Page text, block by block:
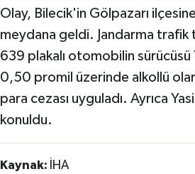
Olay, Bilecik'in Gölpazarı
meydana geldi. Jandarma trafik
639 plakalı otomobilin
0,50 promil üzerinde alkollü
para cezası uyguladı. Ayrıca
konuldu.
Kaynak: İHA